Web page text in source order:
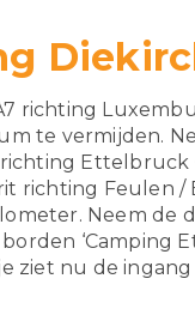
richting
te vermijden.
Ettelbruck
richting Feulen /
Neem de
‘Camping
ziet nu de